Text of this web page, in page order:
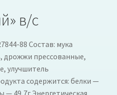
в/с
88 Состав: мука
дрожжи прессованные,
улучшитель
содержится: белки —
— 49,7г Энергетическая